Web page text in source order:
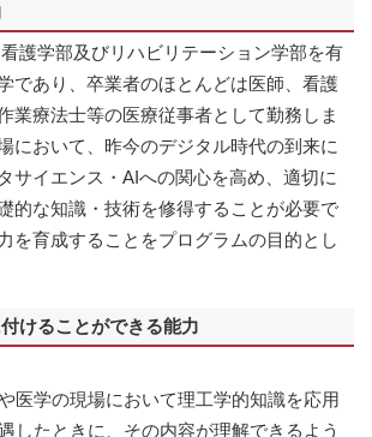
護学部及びリハビリテーション学部を有
であり、卒業者のほとんどは医師、看護
業療法士等の医療従事者として勤務しま
において、昨今のデジタル時代の到来に
サイエンス・AIへの関心を高め、適切に
的な知識・技術を修得することが必要で
を育成することをプログラムの目的とし
けることができる能力
医学の現場において理工学的知識を応用
したときに、その内容が理解できるよう